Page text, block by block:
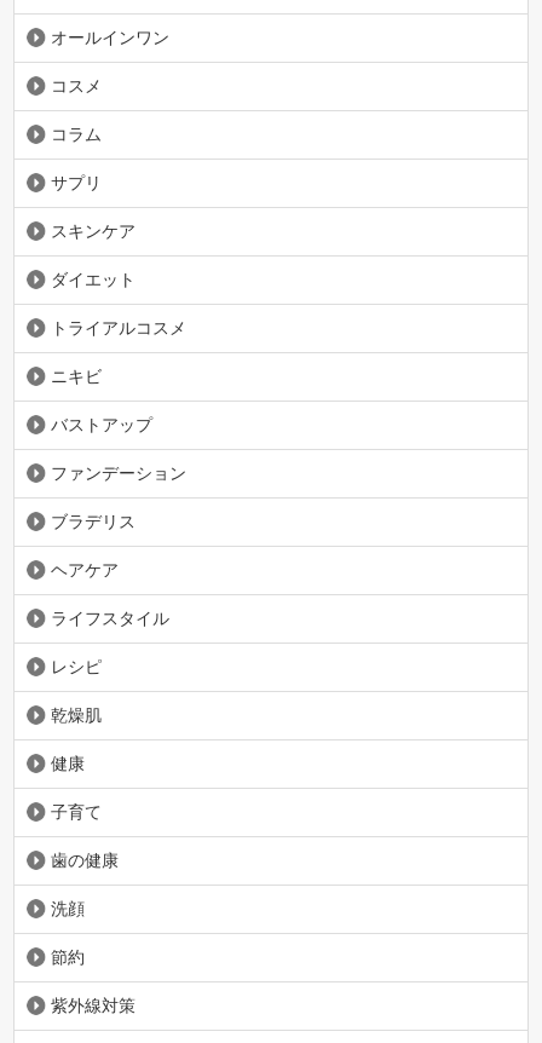
オールインワン
コスメ
コラム
サプリ
スキンケア
ダイエット
トライアルコスメ
ニキビ
バストアップ
ファンデーション
ブラデリス
ヘアケア
ライフスタイル
レシピ
乾燥肌
健康
子育て
歯の健康
洗顔
節約
紫外線対策